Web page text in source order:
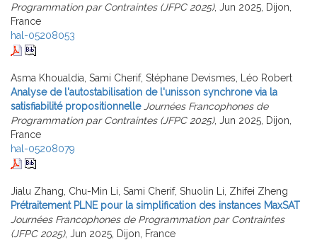
Programmation par Contraintes (JFPC 2025), Jun 2025, Dijon,
France
hal-05208053
Asma Khoualdia, Sami Cherif, Stéphane Devismes, Léo Robert
Analyse de l'autostabilisation de l'unisson synchrone via la
satisfiabilité propositionnelle Journées Francophones de
Programmation par Contraintes (JFPC 2025), Jun 2025, Dijon,
France
hal-05208079
Jialu Zhang, Chu-Min Li, Sami Cherif, Shuolin Li, Zhifei Zheng
Prétraitement PLNE pour la simplification des instances MaxSAT
Journées Francophones de Programmation par Contraintes
(JFPC 2025), Jun 2025, Dijon, France